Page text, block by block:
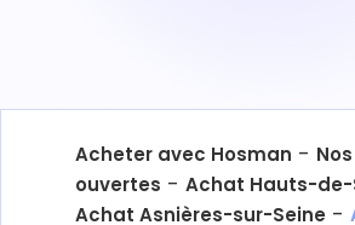
Acheter avec Hosman -
ouvertes - Achat Hauts-de-
Achat Asnières-sur-Seine -